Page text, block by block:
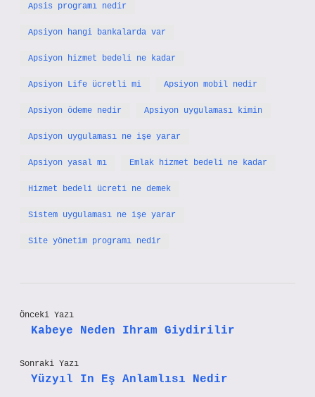
Apsis programı nedir
Apsiyon hangi bankalarda var
Apsiyon hizmet bedeli ne kadar
Apsiyon Life ücretli mi Apsiyon mobil nedir
Apsiyon ödeme nedir Apsiyon uygulaması kimin
Apsiyon uygulaması ne işe yarar
Apsiyon yasal mı Emlak hizmet bedeli ne kadar
Hizmet bedeli ücreti ne demek
Sistem uygulaması ne işe yarar
Site yönetim programı nedir
Önceki Yazı
Kabeye Neden Ihram Giydirilir
Sonraki Yazı
Yüzyıl In Eş Anlamlısı Nedir